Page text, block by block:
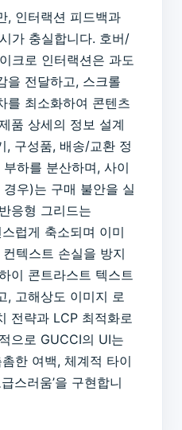
, 인터랙션 피드백과
가 충실합니다. 호버/
크로 인터랙션은 과도
을 전달하고, 스크롤
를 최소화하여 콘텐츠
품 상세의 정보 설계
, 구성품, 배송/교환 정
하를 분산하며, 사이
우)는 구매 불안을 실
응형 그리드는
럽게 축소되며 이미
텍스트 손실을 방지
이 콘트라스트 텍스트
, 고해상도 이미지 로
전략과 LCP 최적화로
으로 GUCCI의 UI는
한 여백, 체계적 타이
스러움’을 구현합니